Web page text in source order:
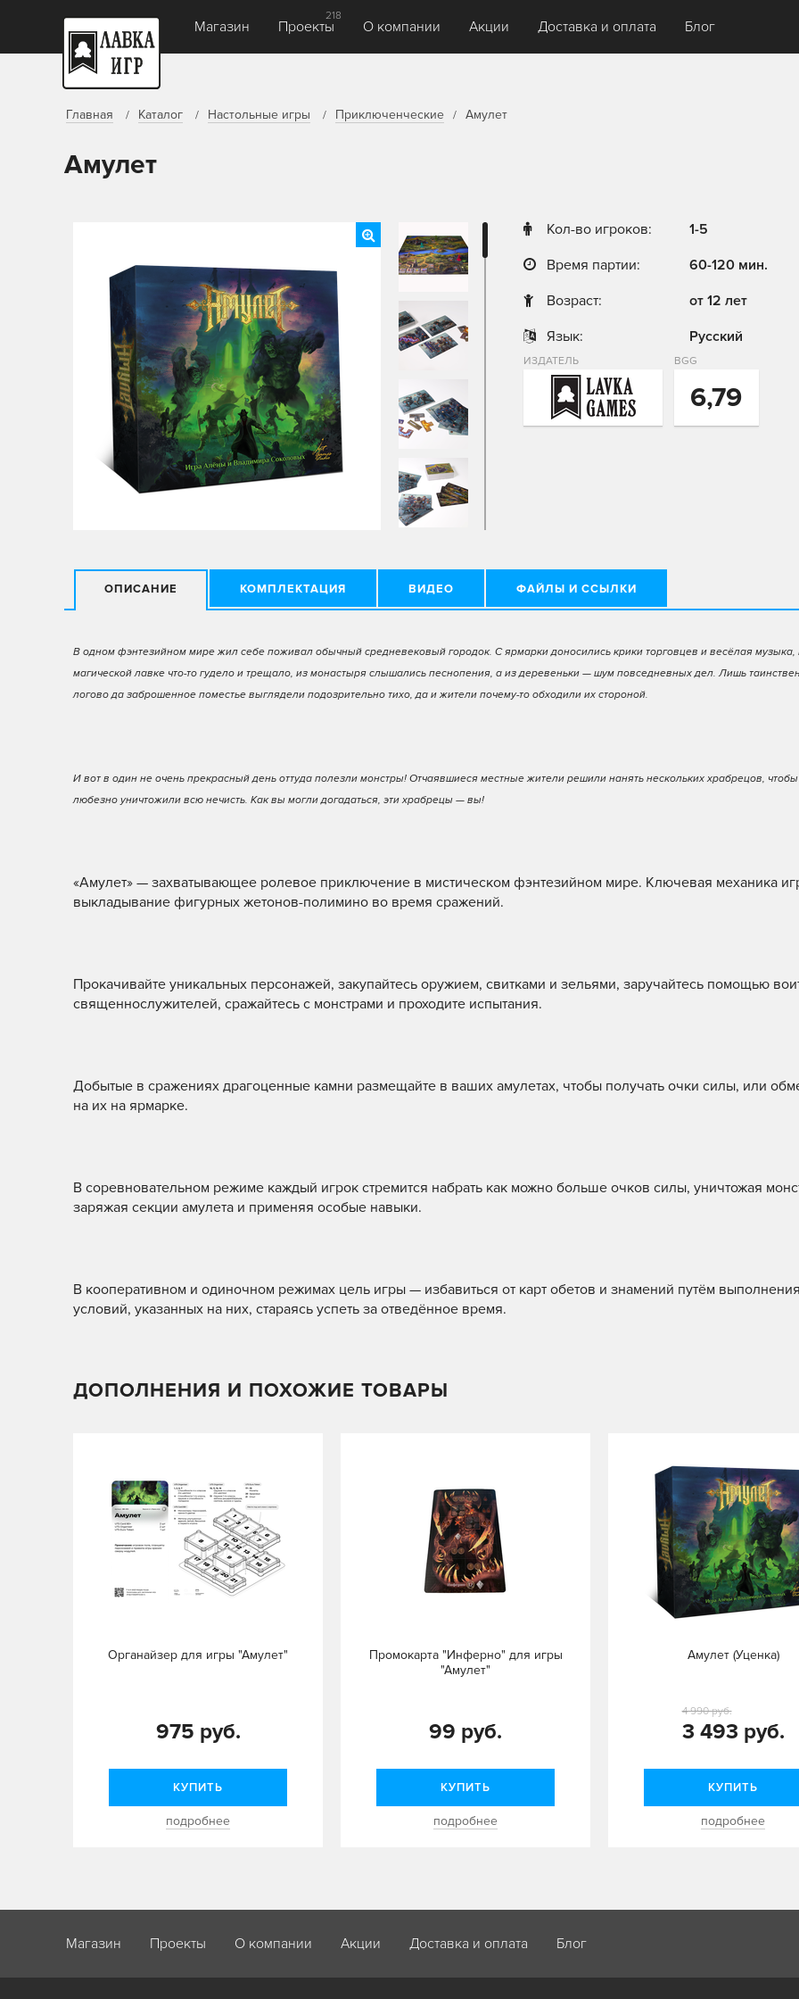
Магазин Проекты
218
О компании Акции Доставка и оплата Блог
Главная Каталог Настольные игры Приключенческие Амулет
Амулет
Кол-во игроков:
1-5
Время партии:
60-120 мин.
Возраст:
от 12 лет
Язык:
Русский
ИЗДАТЕЛЬ BGG
6,79
ОПИСАНИЕ КОМПЛЕКТАЦИЯ ВИДЕО ФАЙЛЫ И ССЫЛКИ
В одном фэнтезийном мире жил себе поживал обычный средневековый городок. С ярмарки доносились крики торговцев и весёлая музыка,
магической лавке что-то гудело и трещало, из монастыря слышались песнопения, а из деревеньки — шум повседневных дел. Лишь
логово да заброшенное поместье выглядели подозрительно тихо, да и жители почему-то обходили их стороной.
И вот в один не очень прекрасный день оттуда полезли монстры! Отчаявшиеся местные жители решили нанять нескольких храбрецов, чтобы
любезно уничтожили всю нечисть. Как вы могли догадаться, эти храбрецы — вы!
«Амулет» — захватывающее ролевое приключение в мистическом фэнтезийном мире. Ключевая механика
выкладывание фигурных жетонов-полимино во время сражений.
Прокачивайте уникальных персонажей, закупайтесь оружием, свитками и зельями, заручайтесь помощью
священнослужителей, сражайтесь с монстрами и проходите испытания.
Добытые в сражениях драгоценные камни размещайте в ваших амулетах, чтобы получать очки силы, или
на их на ярмарке.
В соревновательном режиме каждый игрок стремится набрать как можно больше очков силы, уничтожая
заряжая секции амулета и применяя особые навыки.
В кооперативном и одиночном режимах цель игры — избавиться от карт обетов и знамений путём
условий, указанных на них, стараясь успеть за отведённое время.
ДОПОЛНЕНИЯ И ПОХОЖИЕ ТОВАРЫ
Органайзер для игры "Амулет"
975 руб.
КУПИТЬ
подробнее
Промокарта "Инферно" для игры
"Амулет"
99 руб.
КУПИТЬ
подробнее
Амулет (Уценка)
3 493 руб.
4 990 руб.
КУПИТЬ
подробнее
Магазин Проекты О компании Акции Доставка и оплата Блог